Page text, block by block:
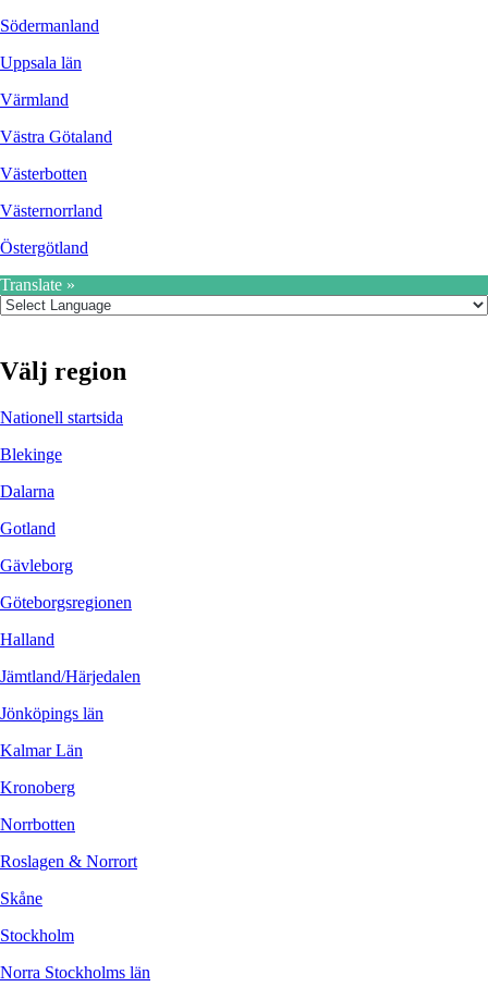
Södermanland
Uppsala län
Värmland
Västra Götaland
Västerbotten
Västernorrland
Östergötland
Translate »
Välj region
Nationell startsida
Blekinge
Dalarna
Gotland
Gävleborg
Göteborgsregionen
Halland
Jämtland/Härjedalen
Jönköpings län
Kalmar Län
Kronoberg
Norrbotten
Roslagen & Norrort
Skåne
Stockholm
Norra Stockholms län